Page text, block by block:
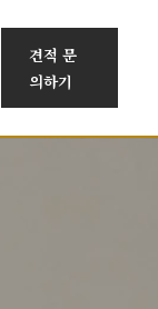
견적 문
의하기